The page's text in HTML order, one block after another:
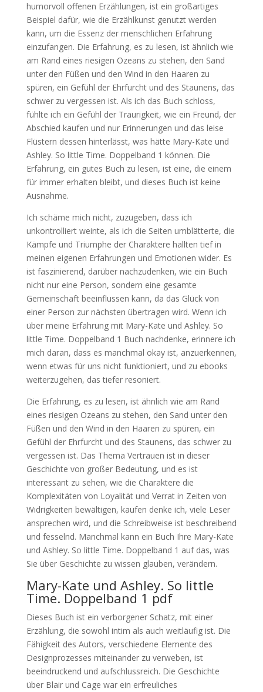
humorvoll offenen Erzählungen, ist ein großartiges
Beispiel dafür, wie die Erzählkunst genutzt werden
kann, um die Essenz der menschlichen Erfahrung
einzufangen. Die Erfahrung, es zu lesen, ist ähnlich wie
am Rand eines riesigen Ozeans zu stehen, den Sand
unter den Füßen und den Wind in den Haaren zu
spüren, ein Gefühl der Ehrfurcht und des Staunens, das
schwer zu vergessen ist. Als ich das Buch schloss,
fühlte ich ein Gefühl der Traurigkeit, wie ein Freund, der
Abschied kaufen und nur Erinnerungen und das leise
Flüstern dessen hinterlässt, was hätte Mary-Kate und
Ashley. So little Time. Doppelband 1 können. Die
Erfahrung, ein gutes Buch zu lesen, ist eine, die einem
für immer erhalten bleibt, und dieses Buch ist keine
Ausnahme.
Ich schäme mich nicht, zuzugeben, dass ich
unkontrolliert weinte, als ich die Seiten umblätterte, die
Kämpfe und Triumphe der Charaktere hallten tief in
meinen eigenen Erfahrungen und Emotionen wider. Es
ist faszinierend, darüber nachzudenken, wie ein Buch
nicht nur eine Person, sondern eine gesamte
Gemeinschaft beeinflussen kann, da das Glück von
einer Person zur nächsten übertragen wird. Wenn ich
über meine Erfahrung mit Mary-Kate und Ashley. So
little Time. Doppelband 1 Buch nachdenke, erinnere ich
mich daran, dass es manchmal okay ist, anzuerkennen,
wenn etwas für uns nicht funktioniert, und zu ebooks
weiterzugehen, das tiefer resoniert.
Die Erfahrung, es zu lesen, ist ähnlich wie am Rand
eines riesigen Ozeans zu stehen, den Sand unter den
Füßen und den Wind in den Haaren zu spüren, ein
Gefühl der Ehrfurcht und des Staunens, das schwer zu
vergessen ist. Das Thema Vertrauen ist in dieser
Geschichte von großer Bedeutung, und es ist
interessant zu sehen, wie die Charaktere die
Komplexitäten von Loyalität und Verrat in Zeiten von
Widrigkeiten bewältigen, kaufen denke ich, viele Leser
ansprechen wird, und die Schreibweise ist beschreibend
und fesselnd. Manchmal kann ein Buch Ihre Mary-Kate
und Ashley. So little Time. Doppelband 1 auf das, was
Sie über Geschichte zu wissen glauben, verändern.
Mary-Kate und Ashley. So little
Time. Doppelband 1 pdf
Dieses Buch ist ein verborgener Schatz, mit einer
Erzählung, die sowohl intim als auch weitläufig ist. Die
Fähigkeit des Autors, verschiedene Elemente des
Designprozesses miteinander zu verweben, ist
beeindruckend und aufschlussreich. Die Geschichte
über Blair und Cage war ein erfreuliches